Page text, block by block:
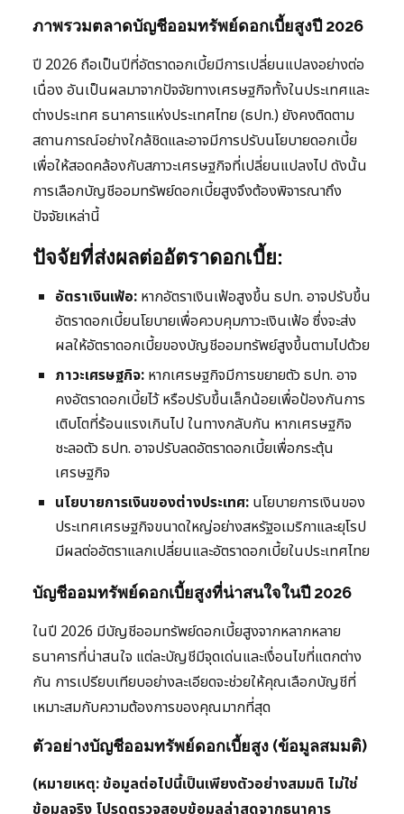
ภาพรวมตลาดบัญชีออมทรัพย์ดอกเบี้ยสูงปี 2026
ปี 2026 ถือเป็นปีที่อัตราดอกเบี้ยมีการเปลี่ยนแปลงอย่างต่อ
เนื่อง อันเป็นผลมาจากปัจจัยทางเศรษฐกิจทั้งในประเทศและ
ต่างประเทศ ธนาคารแห่งประเทศไทย (ธปท.) ยังคงติดตาม
สถานการณ์อย่างใกล้ชิดและอาจมีการปรับนโยบายดอกเบี้ย
เพื่อให้สอดคล้องกับสภาวะเศรษฐกิจที่เปลี่ยนแปลงไป ดังนั้น
การเลือกบัญชีออมทรัพย์ดอกเบี้ยสูงจึงต้องพิจารณาถึง
ปัจจัยเหล่านี้
ปัจจัยที่ส่งผลต่ออัตราดอกเบี้ย:
อัตราเงินเฟ้อ: หากอัตราเงินเฟ้อสูงขึ้น ธปท. อาจปรับขึ้น
อัตราดอกเบี้ยนโยบายเพื่อควบคุมภาวะเงินเฟ้อ ซึ่งจะส่ง
ผลให้อัตราดอกเบี้ยของบัญชีออมทรัพย์สูงขึ้นตามไปด้วย
ภาวะเศรษฐกิจ: หากเศรษฐกิจมีการขยายตัว ธปท. อาจ
คงอัตราดอกเบี้ยไว้ หรือปรับขึ้นเล็กน้อยเพื่อป้องกันการ
เติบโตที่ร้อนแรงเกินไป ในทางกลับกัน หากเศรษฐกิจ
ชะลอตัว ธปท. อาจปรับลดอัตราดอกเบี้ยเพื่อกระตุ้น
เศรษฐกิจ
นโยบายการเงินของต่างประเทศ: นโยบายการเงินของ
ประเทศเศรษฐกิจขนาดใหญ่อย่างสหรัฐอเมริกาและยุโรป
มีผลต่ออัตราแลกเปลี่ยนและอัตราดอกเบี้ยในประเทศไทย
บัญชีออมทรัพย์ดอกเบี้ยสูงที่น่าสนใจในปี 2026
ในปี 2026 มีบัญชีออมทรัพย์ดอกเบี้ยสูงจากหลากหลาย
ธนาคารที่น่าสนใจ แต่ละบัญชีมีจุดเด่นและเงื่อนไขที่แตกต่าง
กัน การเปรียบเทียบอย่างละเอียดจะช่วยให้คุณเลือกบัญชีที่
เหมาะสมกับความต้องการของคุณมากที่สุด
ตัวอย่างบัญชีออมทรัพย์ดอกเบี้ยสูง (ข้อมูลสมมติ)
(หมายเหตุ: ข้อมูลต่อไปนี้เป็นเพียงตัวอย่างสมมติ ไม่ใช่